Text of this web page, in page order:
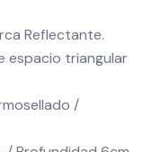
Reflectante.
espacio triangular
/